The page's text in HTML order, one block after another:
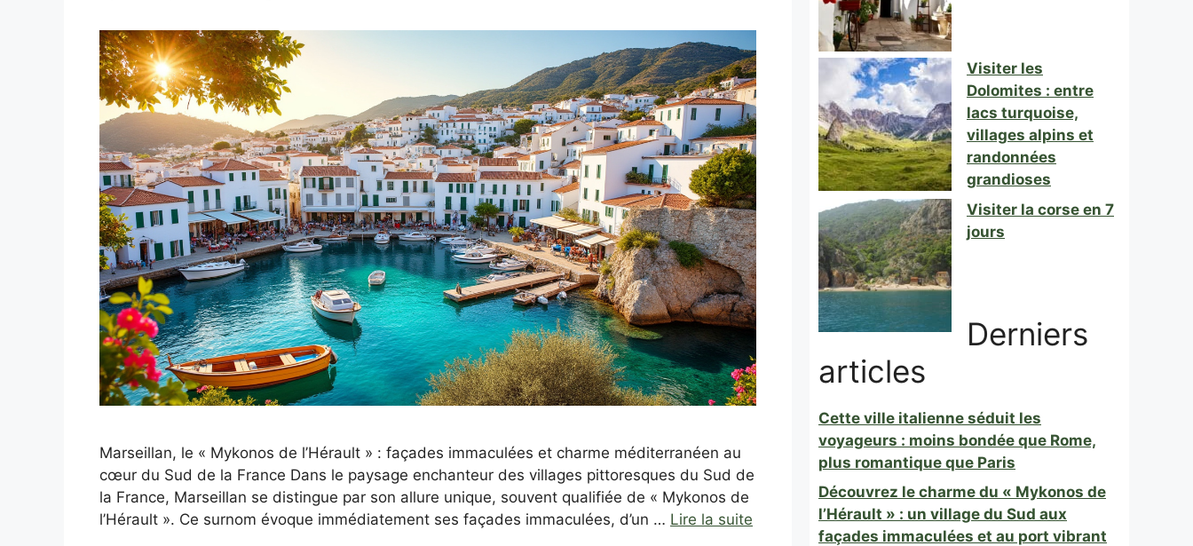
Marseillan, le « Mykonos de l’Hérault » : façades immaculées et charme méditerranéen au
cœur du Sud de la France Dans le paysage enchanteur des villages pittoresques du Sud de
la France, Marseillan se distingue par son allure unique, souvent qualifiée de « Mykonos de
l’Hérault ». Ce surnom évoque immédiatement ses façades immaculées, d’un … Lire la suite
Visiter les
Dolomites : entre
lacs turquoise,
villages alpins et
randonnées
grandioses
Visiter la corse en 7
jours
Derniers
articles
Cette ville italienne séduit les
voyageurs : moins bondée que Rome,
plus romantique que Paris
Découvrez le charme du « Mykonos de
l’Hérault » : un village du Sud aux
façades immaculées et au port vibrant